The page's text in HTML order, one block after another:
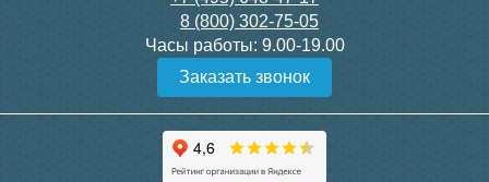
Конвектор ITT.080.200.1300
с решеткой GRILL.SGW-20-
Конвектор ITT.080.200.1000
с решеткой GRILL.SGW-20-
Подробнее Подробнее
8 (800) 302-75-05
Часы работы: 9.00-19.00
Заказать звонок